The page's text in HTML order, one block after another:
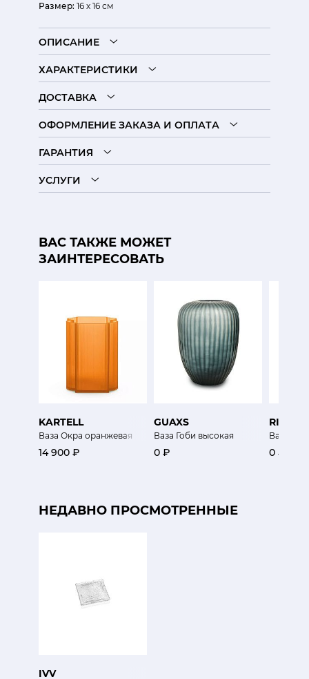
Размер: 16 х 16 см
ОПИСАНИЕ
ХАРАКТЕРИСТИКИ
ДОСТАВКА
ОФОРМЛЕНИЕ ЗАКАЗА И ОПЛАТА
ГАРАНТИЯ
УСЛУГИ
ВАС ТАКЖЕ МОЖЕТ
ЗАИНТЕРЕСОВАТЬ
KARTELL
Ваза Окра оранжевая
14 900 ₽
GUAXS
Ваза Гоби высокая
0 ₽
RINA
Ваза
0 ₽
НЕДАВНО ПРОСМОТРЕННЫЕ
IVV